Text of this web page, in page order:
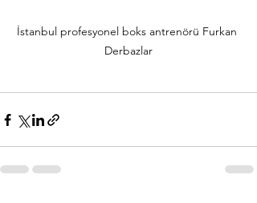
İstanbul profesyonel boks antrenörü Furkan
Derbazlar